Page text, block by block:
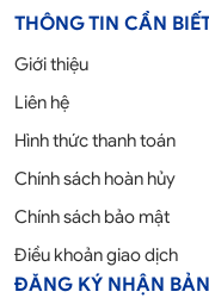
THÔNG TIN CẦN
Giới thiệu
Liên hệ
Hình thức thanh toán
Chính sách hoàn hủy
Chính sách bảo mật
Điều khoản giao dịch
ĐĂNG KÝ NHẬN